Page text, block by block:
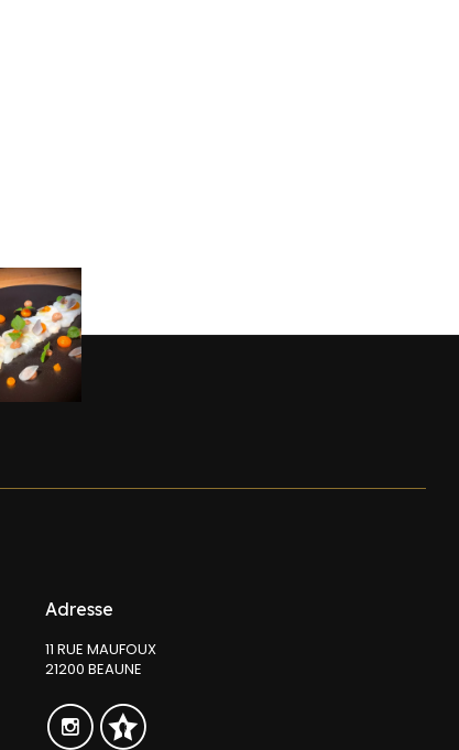
Adresse
11 RUE MAUFOUX
21200 BEAUNE